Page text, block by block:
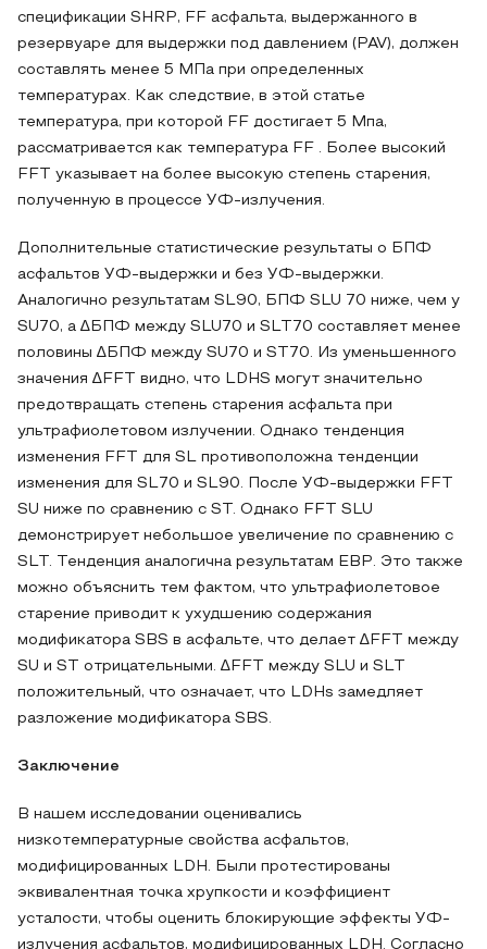
спецификации SHRP, FF асфальта, выдержанного в
резервуаре для выдержки под давлением (PAV), должен
составлять менее 5 МПа при определенных
температурах. Как следствие, в этой статье
температура, при которой FF достигает 5 Мпа,
рассматривается как температура FF . Более высокий
FFT указывает на более высокую степень старения,
полученную в процессе УФ-излучения.
Дополнительные статистические результаты о БПФ
асфальтов УФ-выдержки и без УФ-выдержки.
Аналогично результатам SL90, БПФ SLU 70 ниже, чем у
SU70, а ∆БПФ между SLU70 и SLT70 составляет менее
половины ∆БПФ между SU70 и ST70. Из уменьшенного
значения ∆FFT видно, что LDHS могут значительно
предотвращать степень старения асфальта при
ультрафиолетовом излучении. Однако тенденция
изменения FFT для SL противоположна тенденции
изменения для SL70 и SL90. После УФ-выдержки FFT
SU ниже по сравнению с ST. Однако FFT SLU
демонстрирует небольшое увеличение по сравнению с
SLT. Тенденция аналогична результатам EBP. Это также
можно объяснить тем фактом, что ультрафиолетовое
старение приводит к ухудшению содержания
модификатора SBS в асфальте, что делает ∆FFT между
SU и ST отрицательными. ∆FFT между SLU и SLT
положительный, что означает, что LDHs замедляет
разложение модификатора SBS.
Заключение
В нашем исследовании оценивались
низкотемпературные свойства асфальтов,
модифицированных LDH. Были протестированы
эквивалентная точка хрупкости и коэффициент
усталости, чтобы оценить блокирующие эффекты УФ-
излучения асфальтов, модифицированных LDH. Согласно